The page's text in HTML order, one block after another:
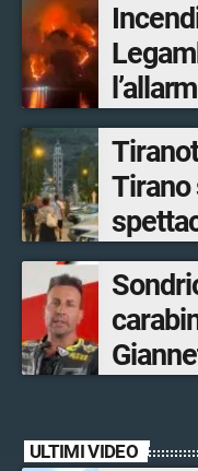
Tirano
ULTIMI VIDEO